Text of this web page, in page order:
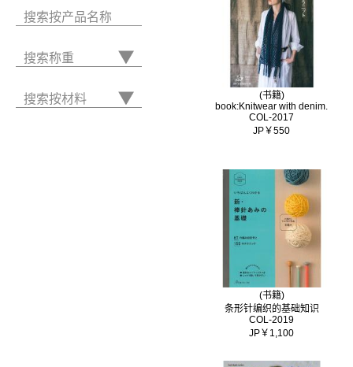
搜索按产品名称
搜索称重
搜索按材料
(书籍)
book:Knitwear with denim.
COL-2017
JP￥550
(书籍)
条形针编织的基础知识
COL-2019
JP￥1,100